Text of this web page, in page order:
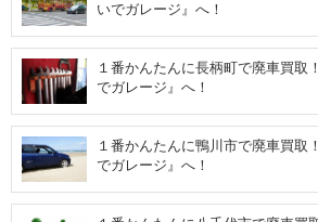
いでガレージ』へ！
１番かんたんに長柄町で廃車買取
でガレージ』へ！
１番かんたんに鴨川市で廃車買取
でガレージ』へ！